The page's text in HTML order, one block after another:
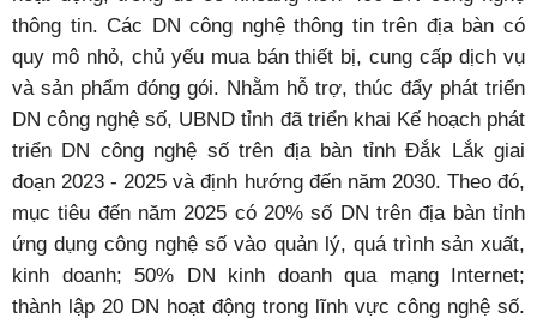
thông tin. Các DN công nghệ thông tin trên địa bàn có
quy mô nhỏ, chủ yếu mua bán thiết bị, cung cấp dịch vụ
và sản phẩm đóng gói. Nhằm hỗ trợ, thúc đẩy phát triển
DN công nghệ số, UBND tỉnh đã triển khai Kế hoạch phát
triển DN công nghệ số trên địa bàn tỉnh Đắk Lắk giai
đoạn 2023 - 2025 và định hướng đến năm 2030. Theo đó,
mục tiêu đến năm 2025 có 20% số DN trên địa bàn tỉnh
ứng dụng công nghệ số vào quản lý, quá trình sản xuất,
kinh doanh; 50% DN kinh doanh qua mạng Internet;
thành lập 20 DN hoạt động trong lĩnh vực công nghệ số.